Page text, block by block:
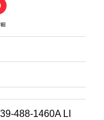
488-1460A LI